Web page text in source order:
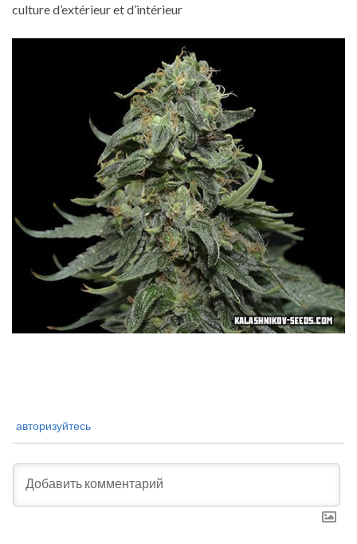
culture d’extérieur et d’intérieur
авторизуйтесь